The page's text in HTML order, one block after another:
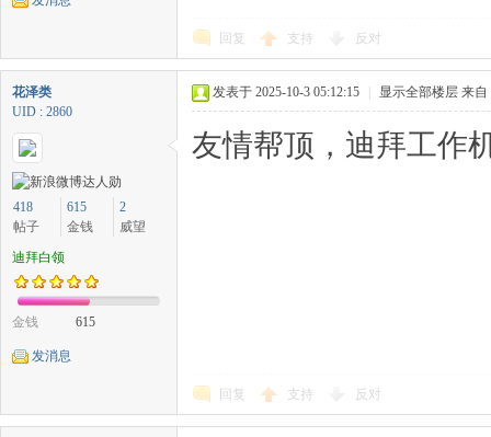
回复 支持 反对
花泽类
UID : 2860
418
帖子
615
金钱
2
威望
迪拜白领
金钱 615
发消息
发表于 2025-10-3 05:12:15 显示全部楼层 来自
友情帮顶，迪拜工作
回复 支持 反对